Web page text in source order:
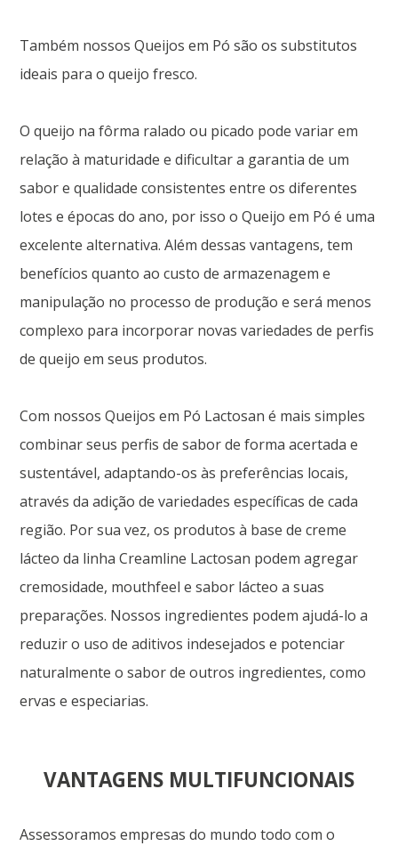
Também nossos Queijos em Pó são os substitutos
ideais para o queijo fresco.
O queijo na fôrma ralado ou picado pode variar em
relação à maturidade e dificultar a garantia de um
sabor e qualidade consistentes entre os diferentes
lotes e épocas do ano, por isso o Queijo em Pó é uma
excelente alternativa. Além dessas vantagens, tem
benefícios quanto ao custo de armazenagem e
manipulação no processo de produção e será menos
complexo para incorporar novas variedades de perfis
de queijo em seus produtos.
Com nossos Queijos em Pó Lactosan é mais simples
combinar seus perfis de sabor de forma acertada e
sustentável, adaptando-os às preferências locais,
através da adição de variedades específicas de cada
região. Por sua vez, os produtos à base de creme
lácteo da linha Creamline Lactosan podem agregar
cremosidade, mouthfeel e sabor lácteo a suas
preparações. Nossos ingredientes podem ajudá-lo a
reduzir o uso de aditivos indesejados e potenciar
naturalmente o sabor de outros ingredientes, como
ervas e especiarias.
VANTAGENS MULTIFUNCIONAIS
Assessoramos empresas do mundo todo com o